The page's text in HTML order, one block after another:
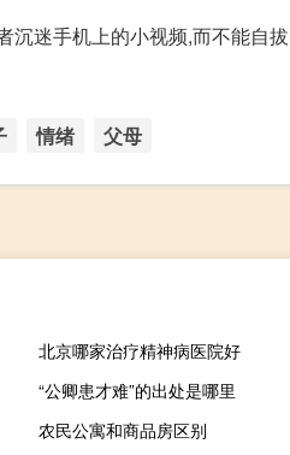
迷手机上的小视频,而不能自
情绪 父母
北京哪家治疗精神病医院好
“公卿患才难”的出处是哪里
农民公寓和商品房区别